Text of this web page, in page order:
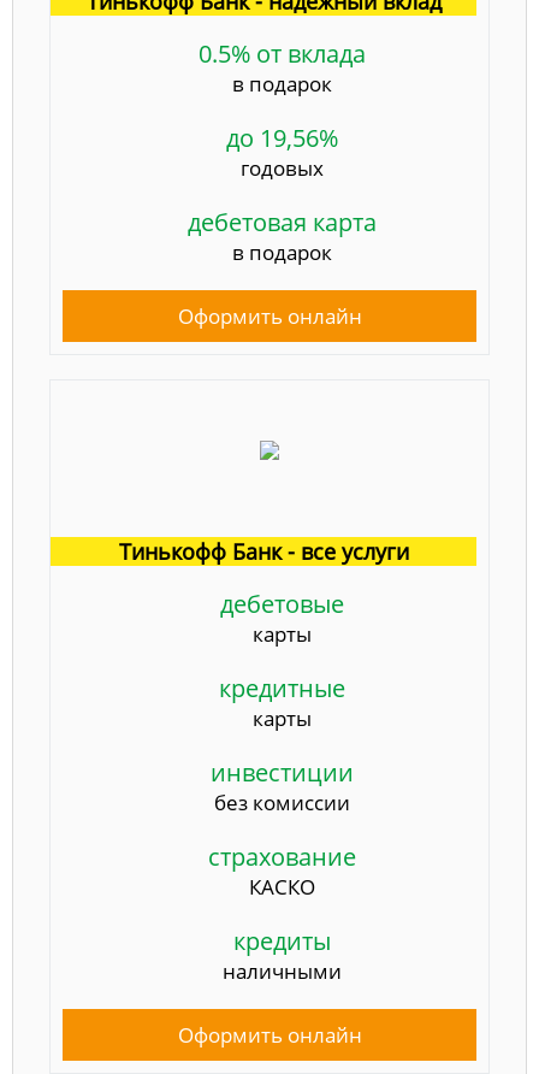
0.5% от вклада
в подарок
до 19,56%
годовых
дебетовая карта
в подарок
Оформить онлайн
Тинькофф Банк - все услуги
дебетовые
карты
кредитные
карты
инвестиции
без комиссии
страхование
КАСКО
кредиты
наличными
Оформить онлайн